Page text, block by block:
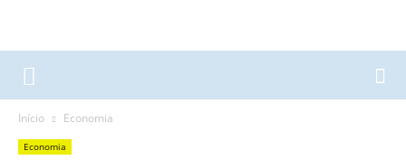
Início Economia
Economia